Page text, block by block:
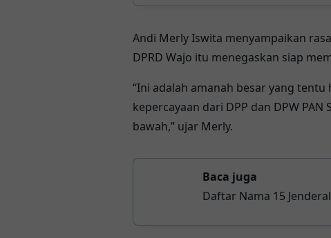
Andi Merly Iswita menyampaikan
DPRD Wajo itu menegaskan siap
“Ini adalah amanah besar yang
kepercayaan dari DPP dan DPW
bawah,” ujar Merly.
Baca juga
Daftar Nama 15